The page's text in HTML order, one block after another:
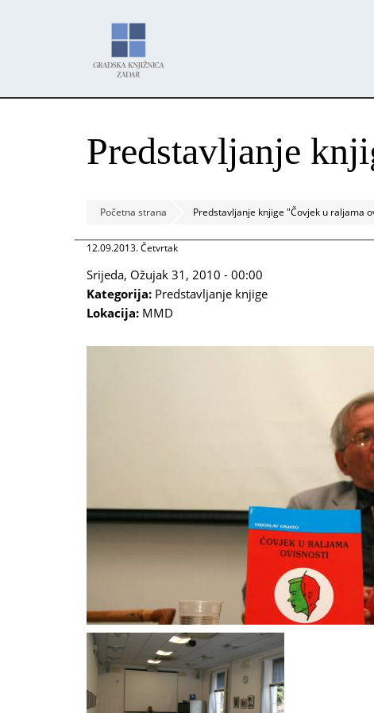
Predstavljanje
Početna strana Predstavljanje knjige "Čovjek u raljama
12.09.2013. Četvrtak
Srijeda, Ožujak 31, 2010 - 00:00
Kategorija: Predstavljanje knjige
Lokacija: MMD